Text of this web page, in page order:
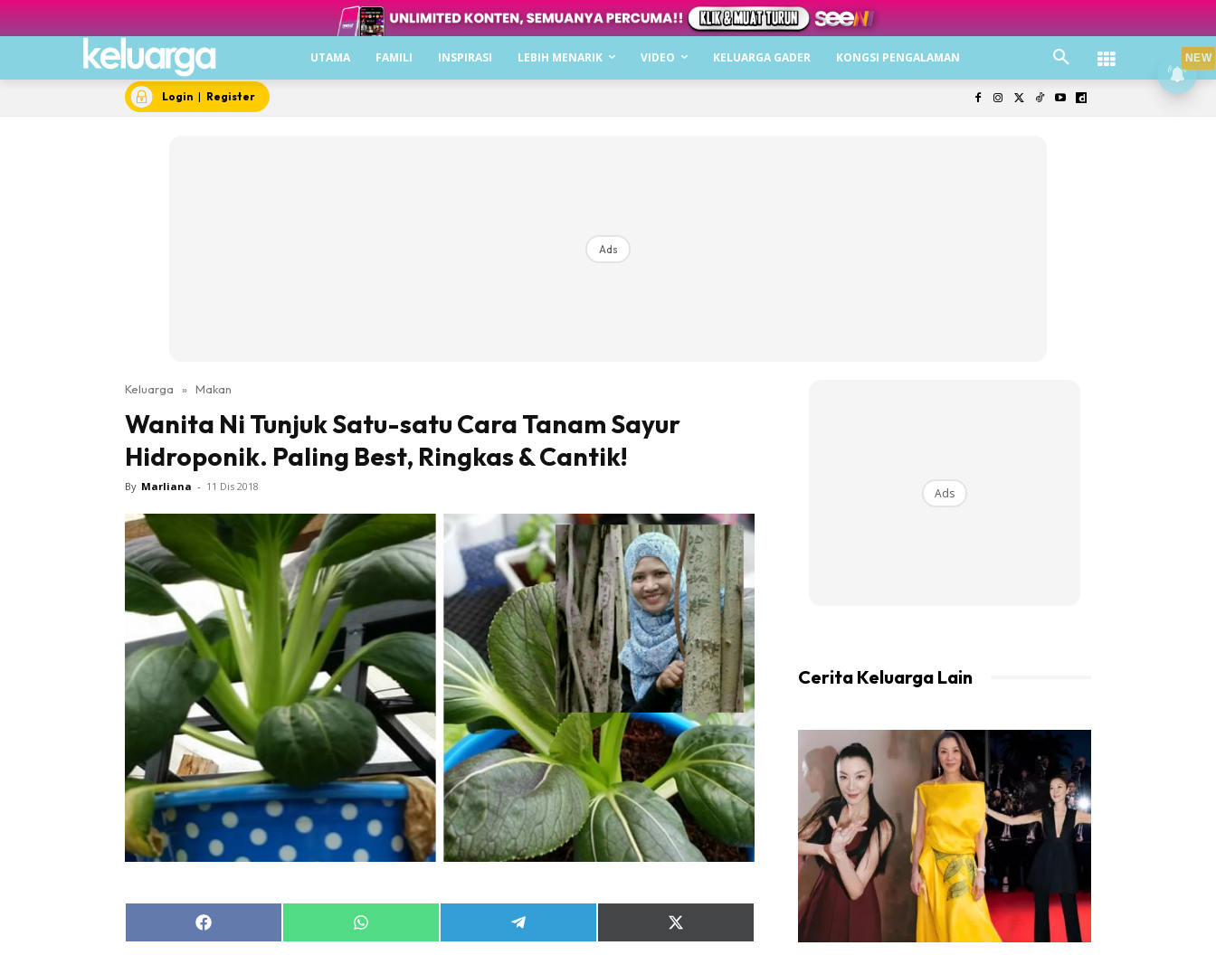
UTAMA FAMILI INSPIRASI LEBIH MENARIK VIDEO KELUARGA GADER KONGSI PENGALAMAN
Login | Register
Ads
Keluarga » Makan
Wanita Ni Tunjuk Satu-satu Cara Tanam Sayur
Hidroponik. Paling Best, Ringkas & Cantik!
By Marliana - 11 Dis 2018
Share
on
Share
on
Share
on
Share
on
Ads
Cerita Keluarga Lain
NEW